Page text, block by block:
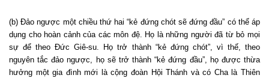
(b) Đảo ngược một chiều thứ hai “kẻ đứng chót sẽ đứng đầu” có thể áp
dụng cho hoàn cảnh của các môn đệ. Họ là những người đã từ bỏ mọi
sự để theo Đức Giê-su. Họ trở thành “kẻ đứng chót”, vì thế, theo
nguyên tắc đảo ngược, họ sẽ trở thành “kẻ đứng đầu”, họ được thừa
hưởng một gia đình mới là cộng đoàn Hội Thánh và có Cha là Thiên